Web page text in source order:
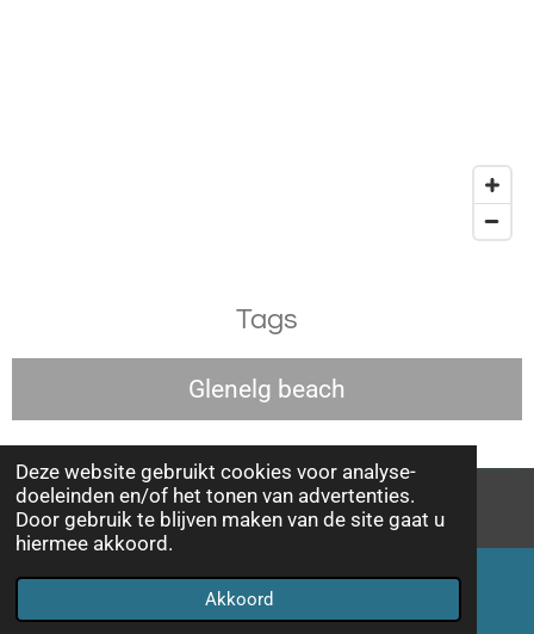
Deze website gebruikt cookies voor analyse-
doeleinden en/of het tonen van advertenties.
Door gebruik te blijven maken van de site gaat u
hiermee akkoord.
Akkoord
Tags
Glenelg beach
© 2015 - 2026 Thebackpackerfamily.nl
Facebook